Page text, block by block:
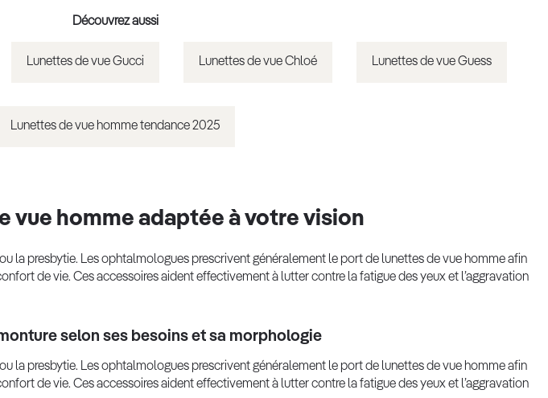
Découvrez aussi
Lunettes de vue Gucci Lunettes de vue Chloé Lunettes de vue Guess
Lunettes de vue homme tendance 2025
vue homme adaptée à votre vision
la presbytie. Les ophtalmologues prescrivent généralement le port de lunettes de vue homme afin
de vie. Ces accessoires aident effectivement à lutter contre la fatigue des yeux et l’aggravation
selon ses besoins et sa morphologie
la presbytie. Les ophtalmologues prescrivent généralement le port de lunettes de vue homme afin
de vie. Ces accessoires aident effectivement à lutter contre la fatigue des yeux et l’aggravation